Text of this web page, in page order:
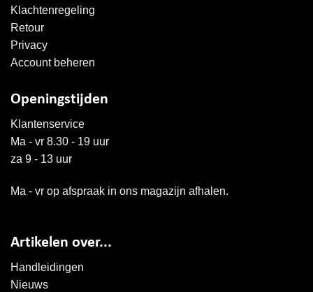
Klachtenregeling
Retour
Privacy
Account beheren
Openingstijden
Klantenservice
Ma - vr 8.30 - 19 uur
za 9 - 13 uur
Ma - vr op afspraak in ons magazijn afhalen.
Artikelen over...
Handleidingen
Nieuws